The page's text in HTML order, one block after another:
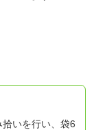
いを行い、袋6